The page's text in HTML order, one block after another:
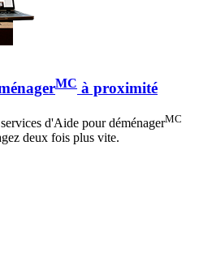
MC à proximité
d'Aide pour déménagerMC
deux fois plus vite.